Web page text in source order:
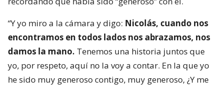
“Y yo miro a la cámara y digo: Nicolás, cuando nos
encontramos en todos lados nos abrazamos, nos
damos la mano. Tenemos una historia juntos que
yo, por respeto, aquí no la voy a contar. En la que yo
he sido muy generoso contigo, muy generoso, ¿Y me